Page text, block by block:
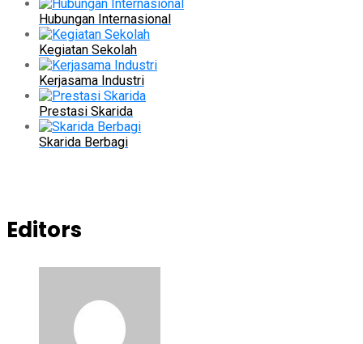
Hubungan Internasional
Kegiatan Sekolah
Kerjasama Industri
Prestasi Skarida
Skarida Berbagi
Editors